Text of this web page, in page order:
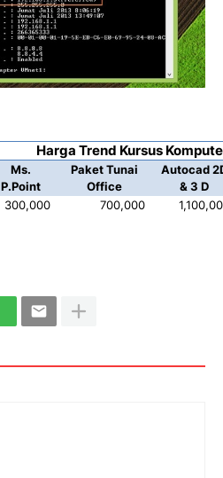
Harga Trend Kursus
Ms.
P.Point
Paket Tunai
Office
Autocad
& 3 D
300,000 700,000